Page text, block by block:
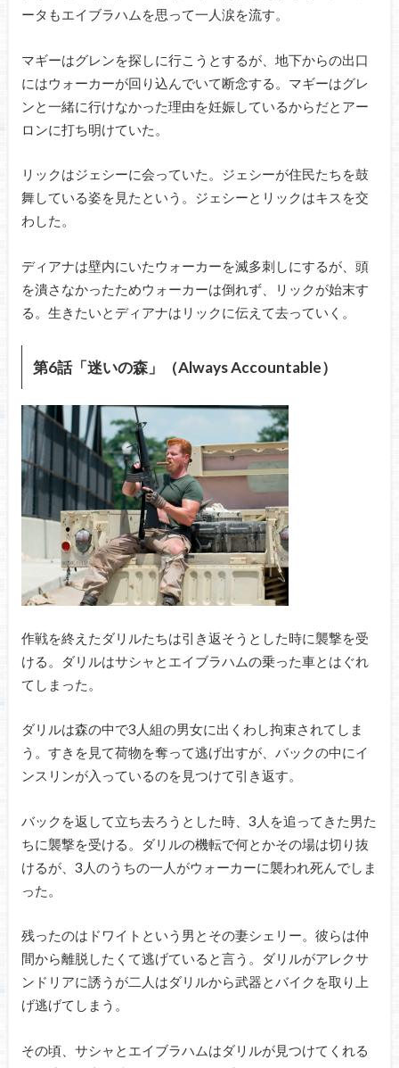
ータもエイブラハムを思って一人涙を流す。
マギーはグレンを探しに行こうとするが、地下からの出口
にはウォーカーが回り込んでいて断念する。マギーはグレ
ンと一緒に行けなかった理由を妊娠しているからだとアー
ロンに打ち明けていた。
リックはジェシーに会っていた。ジェシーが住民たちを鼓
舞している姿を見たという。ジェシーとリックはキスを交
わした。
ディアナは壁内にいたウォーカーを滅多刺しにするが、頭
を潰さなかったためウォーカーは倒れず、リックが始末す
る。生きたいとディアナはリックに伝えて去っていく。
第6話「迷いの森」（Always Accountable）
作戦を終えたダリルたちは引き返そうとした時に襲撃を受
ける。ダリルはサシャとエイブラハムの乗った車とはぐれ
てしまった。
ダリルは森の中で3人組の男女に出くわし拘束されてしま
う。すきを見て荷物を奪って逃げ出すが、バックの中にイ
ンスリンが入っているのを見つけて引き返す。
バックを返して立ち去ろうとした時、3人を追ってきた男た
ちに襲撃を受ける。ダリルの機転で何とかその場は切り抜
けるが、3人のうちの一人がウォーカーに襲われ死んでしま
った。
残ったのはドワイトという男とその妻シェリー。彼らは仲
間から離脱したくて逃げていると言う。ダリルがアレクサ
ンドリアに誘うが二人はダリルから武器とバイクを取り上
げ逃げてしまう。
その頃、サシャとエイブラハムはダリルが見つけてくれる